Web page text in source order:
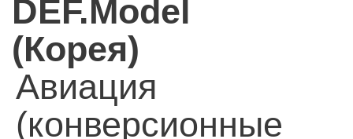
DEF.Model
(Корея)
Авиация
(конверсионные